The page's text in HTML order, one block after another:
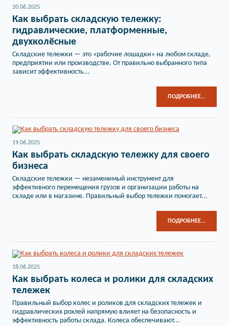
20.06.2025
Как выбрать складскую тележку:
гидравлические, платформенные,
двухколёсные
Складские тележки — это «рабочие лошадки» на любом складе,
предприятии или производстве. От правильно выбранного типа
зависит эффективность...
ПОДРОБНЕЕ...
19.06.2025
Как выбрать складскую тележку для своего
бизнеса
Складские тележки — незаменимый инструмент для
эффективного перемещения грузов и организации работы на
складе или в магазине. Правильный выбор тележки помогает...
ПОДРОБНЕЕ...
18.06.2025
Как выбрать колеса и ролики для складских
тележек
Правильный выбор колес и роликов для складских тележек и
гидравлических рохлей напрямую влияет на безопасность и
эффективность работы склада. Колеса обеспечивают...